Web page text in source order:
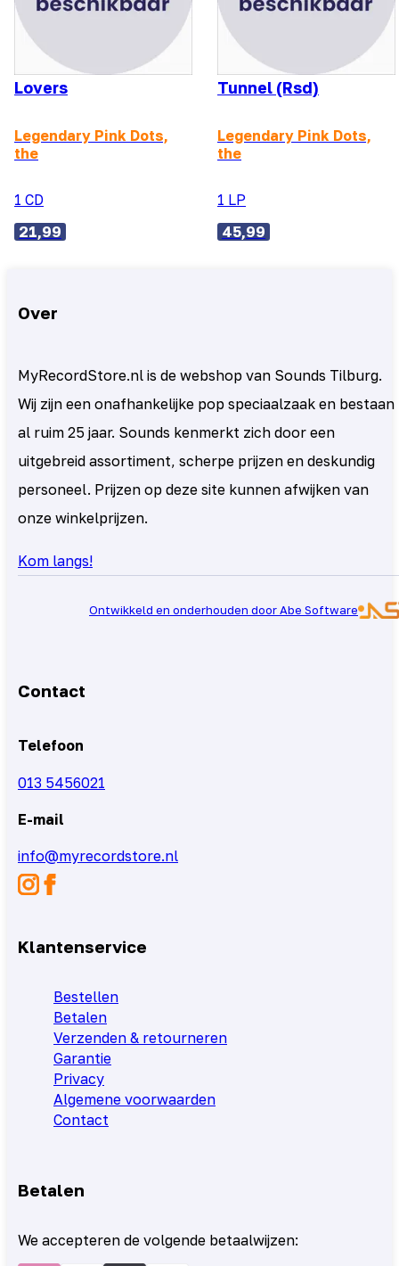
Lovers
Legendary Pink Dots,
the
1 CD
21,99
Tunnel (Rsd)
Legendary Pink Dots,
the
1 LP
45,99
Over
MyRecordStore.nl is de webshop van Sounds Tilburg.
Wij zijn een onafhankelijke pop speciaalzaak en bestaan
al ruim 25 jaar. Sounds kenmerkt zich door een
uitgebreid assortiment, scherpe prijzen en deskundig
personeel. Prijzen op deze site kunnen afwijken van
onze winkelprijzen.
Kom langs!
Ontwikkeld en onderhouden door Abe Software
Contact
Telefoon
013 5456021
E-mail
info@myrecordstore.nl
Klantenservice
Bestellen
Betalen
Verzenden & retourneren
Garantie
Privacy
Algemene voorwaarden
Contact
Betalen
We accepteren de volgende betaalwijzen: